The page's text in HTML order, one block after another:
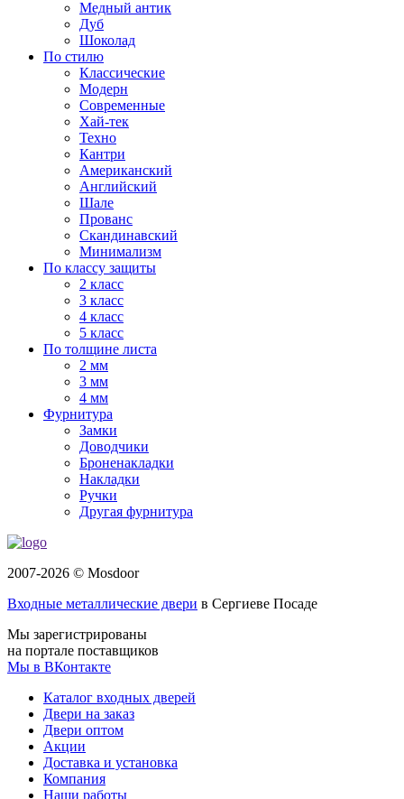
Медный антик
Дуб
Шоколад
По стилю
Классические
Модерн
Современные
Хай-тек
Техно
Кантри
Американский
Английский
Шале
Прованс
Скандинавский
Минимализм
По классу защиты
2 класс
3 класс
4 класс
5 класс
По толщине листа
2 мм
3 мм
4 мм
Фурнитура
Замки
Доводчики
Броненакладки
Накладки
Ручки
Другая фурнитура
2007-2026 © Mosdoor
Входные металлические двери в Сергиеве Посаде
Мы зарегистрированы
на портале поставщиков
Мы в ВКонтакте
Каталог входных дверей
Двери на заказ
Двери оптом
Акции
Доставка и установка
Компания
Наши работы